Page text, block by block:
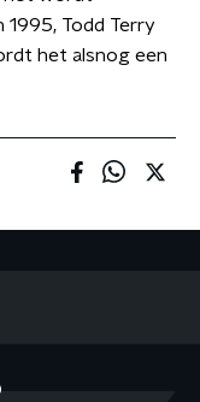
1995, Todd Terry
het alsnog een